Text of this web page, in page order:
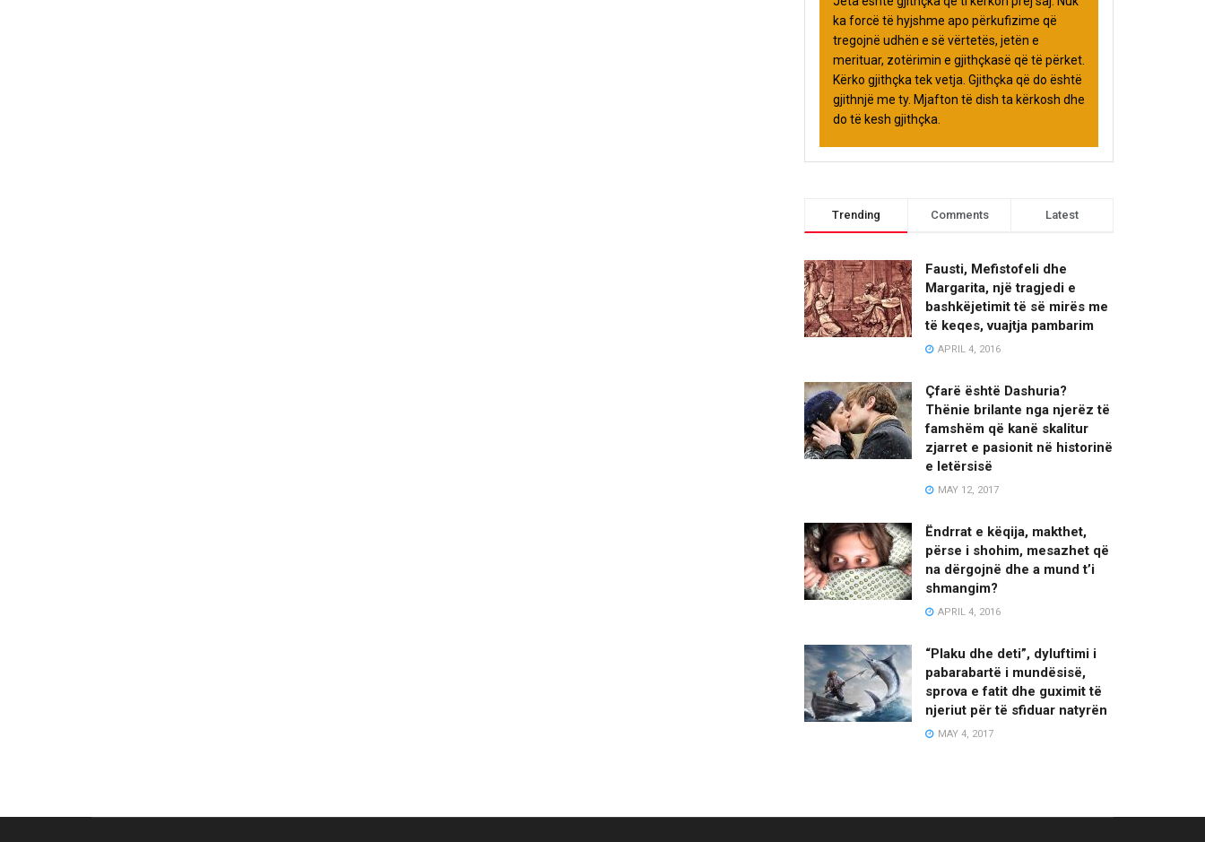
ka forcë të hyjshme apo përkufizime që
tregojnë udhën e së vërtetës, jetën e
merituar, zotërimin e gjithçkasë që të përket.
Kërko gjithçka tek vetja. Gjithçka që do është
gjithnjë me ty. Mjafton të dish ta kërkosh dhe
do të kesh gjithçka.
Trending Comments Latest
Fausti, Mefistofeli dhe
Margarita, një tragjedi e
bashkëjetimit të së mirës me
të keqes, vuajtja pambarim
APRIL 4, 2016
Çfarë është Dashuria?
Thënie brilante nga njerëz të
famshëm që kanë skalitur
zjarret e pasionit në historinë
e letërsisë
MAY 12, 2017
Ëndrrat e këqija, makthet,
përse i shohim, mesazhet që
na dërgojnë dhe a mund t’i
shmangim?
APRIL 4, 2016
“Plaku dhe deti”, dyluftimi i
pabarabartë i mundësisë,
sprova e fatit dhe guximit të
njeriut për të sfiduar natyrën
MAY 4, 2017